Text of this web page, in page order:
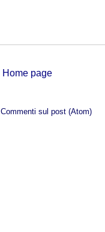
Home page
Commenti sul post (Atom)